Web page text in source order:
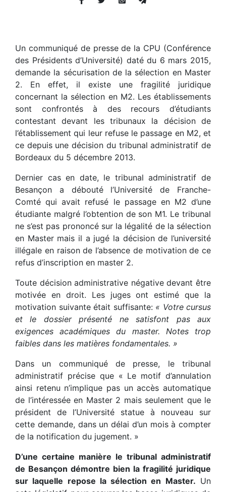
Un communiqué de presse de la CPU (Conférence
des Présidents d’Université) daté du 6 mars 2015,
demande la sécurisation de la sélection en Master
2. En effet, il existe une fragilité juridique
concernant la sélection en M2. Les établissements
sont confrontés à des recours d’étudiants
contestant devant les tribunaux la décision de
l’établissement qui leur refuse le passage en M2, et
ce depuis une décision du tribunal administratif de
Bordeaux du 5 décembre 2013.
Dernier cas en date, le tribunal administratif de
Besançon a débouté l’Université de Franche-
Comté qui avait refusé le passage en M2 d’une
étudiante malgré l’obtention de son M1. Le tribunal
ne s’est pas prononcé sur la légalité de la sélection
en Master mais il a jugé la décision de l’université
illégale en raison de l’absence de motivation de ce
refus d’inscription en master 2.
Toute décision administrative négative devant être
motivée en droit. Les juges ont estimé que la
motivation suivante était suffisante: « Votre cursus
et le dossier présenté ne satisfont pas aux
exigences académiques du master. Notes trop
faibles dans les matières fondamentales. »
Dans un communiqué de presse, le tribunal
administratif précise que « Le motif d’annulation
ainsi retenu n’implique pas un accès automatique
de l’intéressée en Master 2 mais seulement que le
président de l’Université statue à nouveau sur
cette demande, dans un délai d’un mois à compter
de la notification du jugement. »
D’une certaine manière le tribunal administratif
de Besançon démontre bien la fragilité juridique
sur laquelle repose la sélection en Master. Un